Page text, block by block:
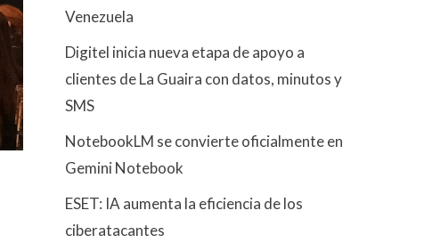
Venezuela
Digitel inicia nueva etapa de apoyo a
clientes de La Guaira con datos, minutos y
SMS
NotebookLM se convierte oficialmente en
Gemini Notebook
ESET: IA aumenta la eficiencia de los
ciberatacantes